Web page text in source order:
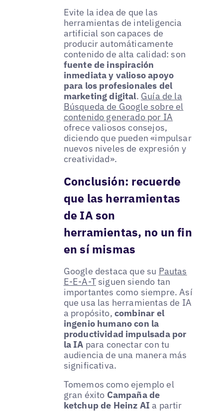
Evite la idea de que las
herramientas de inteligencia
artificial son capaces de
producir automáticamente
contenido de alta calidad: son
fuente de inspiración
inmediata y valioso apoyo
para los profesionales del
marketing digital. Guía de la
Búsqueda de Google sobre el
contenido generado por IA
ofrece valiosos consejos,
diciendo que pueden «impulsar
nuevos niveles de expresión y
creatividad».
Conclusión: recuerde
que las herramientas
de IA son
herramientas, no un fin
en sí mismas
Google destaca que su Pautas
E-E-A-Tsiguen siendo tan
importantes como siempre. Así
que usa las herramientas de IA
a propósito, combinar el
ingenio humano con la
productividad impulsada por
la IA para conectar con tu
audiencia de una manera más
significativa.
Tomemos como ejemplo el
gran éxito Campaña de
ketchup de Heinz AI a partir